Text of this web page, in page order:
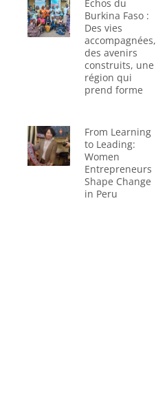
Échos du
Burkina Faso :
Des vies
accompagnées,
des avenirs
construits, une
région qui
prend forme
From Learning
to Leading:
Women
Entrepreneurs
Shape Change
in Peru